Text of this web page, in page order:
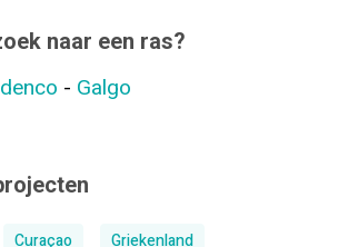
naar een ras?
- Galgo
Curaçao
Griekenland